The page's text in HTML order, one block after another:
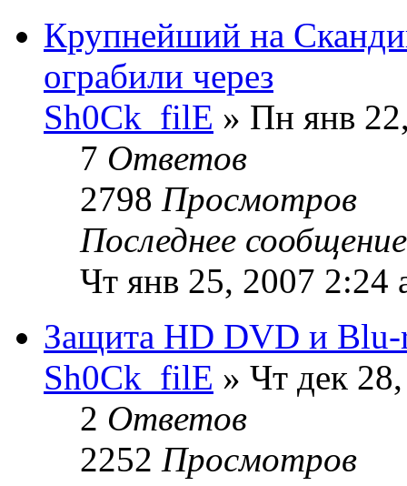
Крупнейший на
ограбили через
Sh0Ck_filE » Пн янв
7 Ответов
2798 Просмотров
Последнее
Чт янв 25, 2007 2:24
Защита HD DVD и Blu-
Sh0Ck_filE » Чт дек
2 Ответов
2252 Просмотров